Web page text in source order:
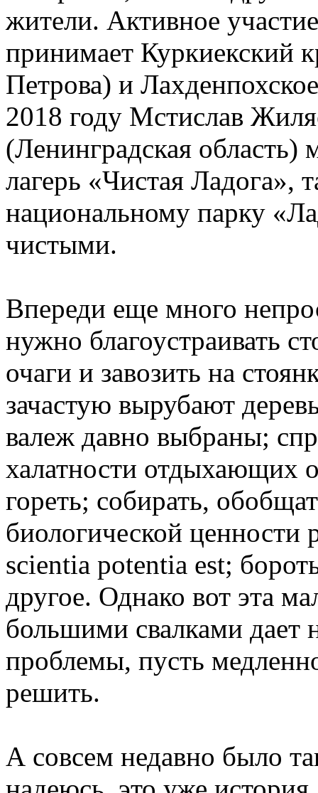
жители. Активное
принимает Куркиекский
Петрова) и
2018 году Мстислав
(Ленинградская
лагерь «Чистая Ладога»,
национальному парку
чистыми.
Впереди еще много
нужно благоустраивать
очаги и завозить на
зачастую вырубают
валеж давно выбраны;
халатности отдыхающих
гореть; собирать,
биологической ценности
scientia potentia est;
другое. Однако вот эта
большими свалками дает
проблемы, пусть
решить.
А совсем недавно было